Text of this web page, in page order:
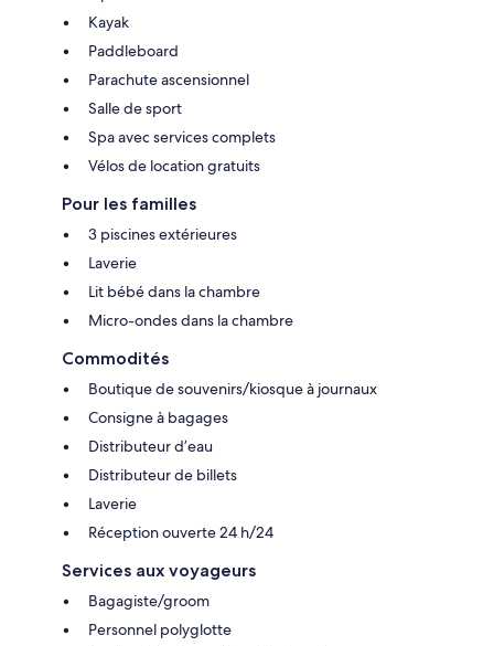
Kayak
Paddleboard
Parachute ascensionnel
Salle de sport
Spa avec services complets
Vélos de location gratuits
Pour les familles
3 piscines extérieures
Laverie
Lit bébé dans la chambre
Micro-ondes dans la chambre
Commodités
Boutique de souvenirs/kiosque à journaux
Consigne à bagages
Distributeur d’eau
Distributeur de billets
Laverie
Réception ouverte 24 h/24
Services aux voyageurs
Bagagiste/groom
Personnel polyglotte